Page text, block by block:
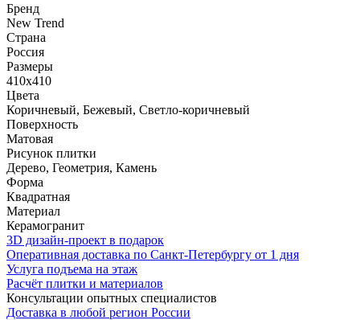
Бренд
New Trend
Страна
Россия
Размеры
410x410
Цвета
Коричневый, Бежевый, Светло-коричневый
Поверхность
Матовая
Рисунок плитки
Дерево, Геометрия, Камень
Форма
Квадратная
Материал
Керамогранит
3D дизайн-проект в подарок
Оперативная доставка по Санкт-Петербургу от 1 дня
Услуга подъема на этаж
Расчёт плитки и материалов
Консультации опытных специалистов
Доставка в любой регион России